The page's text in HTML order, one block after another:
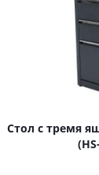
Стол с тремя